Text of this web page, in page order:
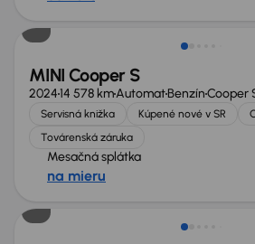
Nové v ponuke
MINI Cooper S
202414 578 kmAutomatBenzínCooper
Servisná knižka Kúpené nové v SR
Továrenská záruka
Mesačná splátka
na mieru
Zlacnené o 600 €